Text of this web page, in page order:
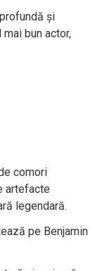
și
bun actor,
comori
artefacte
legendară.
pe Benjamin